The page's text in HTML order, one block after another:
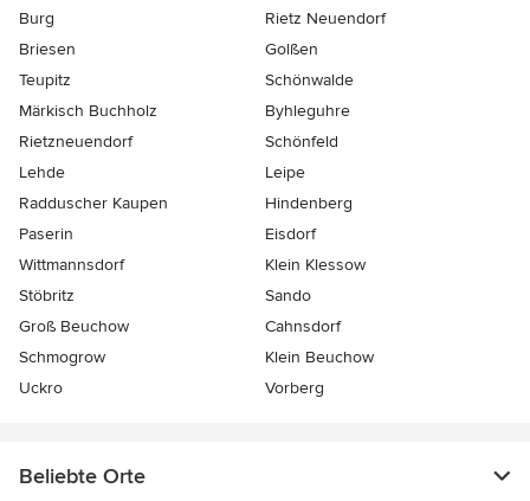
Burg
Rietz Neuendorf
Briesen
Golßen
Teupitz
Schönwalde
Märkisch Buchholz
Byhleguhre
Rietzneuendorf
Schönfeld
Lehde
Leipe
Radduscher Kaupen
Hindenberg
Paserin
Eisdorf
Wittmannsdorf
Klein Klessow
Stöbritz
Sando
Groß Beuchow
Cahnsdorf
Schmogrow
Klein Beuchow
Uckro
Vorberg
Beliebte Orte